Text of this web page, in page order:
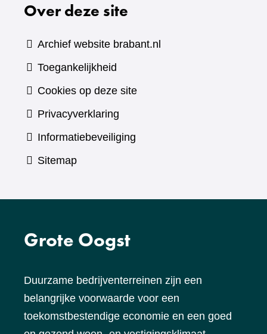
een
website)
Over deze site
Archief website brabant.nl
Toegankelijkheid
Cookies op deze site
Privacyverklaring
Informatiebeveiliging
Sitemap
Grote Oogst
Duurzame bedrijventerreinen zijn een
belangrijke voorwaarde voor een
toekomstbestendige economie en een goed